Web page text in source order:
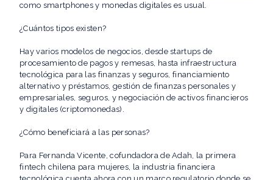
como smartphones y monedas digitales es usual.
¿Cuántos tipos existen?
Hay varios modelos de negocios, desde startups de
procesamiento de pagos y remesas, hasta infraestructura
tecnológica para las finanzas y seguros, financiamiento
alternativo y préstamos, gestión de finanzas personales y
empresariales, seguros, y negociación de activos financieros
y digitales (criptomonedas).
¿Cómo beneficiará a las personas?
Para Fernanda Vicente, cofundadora de Adah, la primera
fintech chilena para mujeres, la industria financiera